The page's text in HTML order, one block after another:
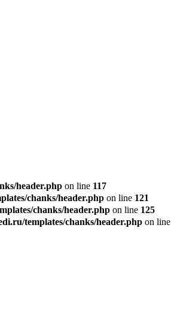
header.php on line 117
chanks/header.php on line 121
chanks/header.php on line 125
templates/chanks/header.php on line